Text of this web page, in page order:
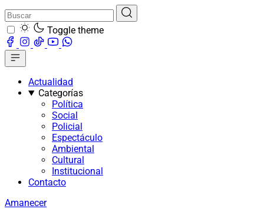
Toggle theme
Actualidad
Categorías
Política
Social
Policial
Espectáculo
Ambiental
Cultural
Institucional
Contacto
Amanecer